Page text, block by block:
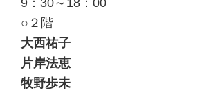
○２階
大西祐子
片岸法恵
牧野歩未